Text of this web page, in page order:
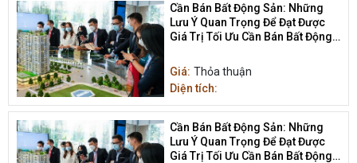
Cần Bán Bất Động Sản: Những
Lưu Ý Quan Trọng Để Đạt Được
Giá Trị Tối Ưu Cần Bán Bất Động
Giá: Thỏa thuận
Diện tích:
Cần Bán Bất Động Sản: Những
Lưu Ý Quan Trọng Để Đạt Được
Giá Trị Tối Ưu Cần Bán Bất Động